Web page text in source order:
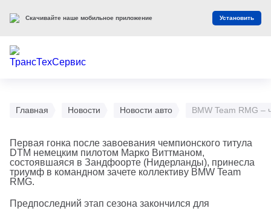
Главная Новости Новости авто BMW Team RMG –
Первая гонка после завоевания чемпионского титула
DTM немецким пилотом Марко Виттманом,
состоявшаяся в Зандфоорте (Нидерланды), принесла
триумф в командном зачете коллективу BMW Team
RMG.
Предпоследний этап сезона закончился для
Скачивайте наше мобильное приложение Установить